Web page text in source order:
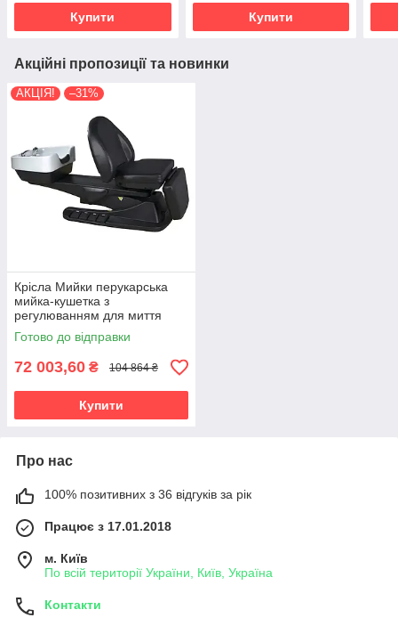
Купити Купити
Акційні пропозиції та новинки
АКЦІЯ! –31%
Крісла Мийки перукарська
мийка-кушетка з
регулюванням для миття
голови електромойка для
салону краси 6001
Готово до відправки
72 003,60 ₴ 104 864 ₴
Купити
Про нас
100% позитивних з 36 відгуків за рік
Працює з 17.01.2018
м. Київ
По всій території України, Київ, Україна
Контакти